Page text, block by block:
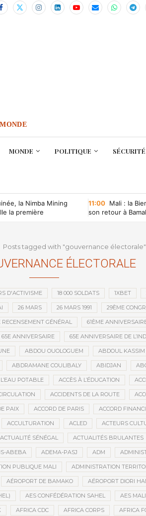
MONDE POLITIQUE SÉCURITÉ
la Nimba Mining
la première
11:00 Mali : la
son retour à
Posts tagged with "gouvernance électorale"
ÉLECTORALE
D'ACTIVISME 18 000 SOLDATS 1XBET
26 MARS 26 MARS 1991 29ÈME
RECENSEMENT GÉNÉRAL 61ÈME
65E ANNIVERSAIRE 65E ANNIVERSAIRE DE
ABDOU OUOLOGUEM ABDOUL
ABDRAMANE COULIBALY ABIDJAN
POTABLE ACCÈS À L’ÉDUCATION
ACCIDENTS DE LA ROUTE
PAIX ACCORD DE PARIS ACCORD
ACCULTURATION ACLED ACTEURS
ACTUALITÉ SÉNÉGAL ACTUALITÉS BRULANTES
ABEBA ADEMA-PASJ ADM
PUBLIQUE MALI ADMINISTRATION
AÉROPORT DE BAMAKO AÉROPORT DIORI
AES CONFÉDÉRATION SAHEL AES
AFRICA CDC AFRICA CORPS AFRICA